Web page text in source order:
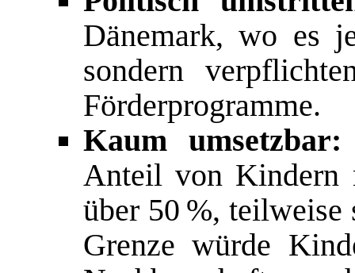
Dänemark, wo es
sondern
Förderprogramme.
Kaum umsetzbar:
Anteil von Kindern
über 50 %, teilweise
Grenze würde